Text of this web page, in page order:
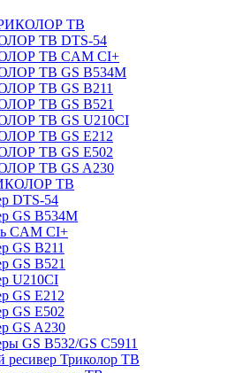
ТВ
ТВ DTS-54
ТВ CAM CI+
ТВ GS B534M
ТВ GS B211
ТВ GS B521
ТВ GS U210CI
ТВ GS E212
ТВ GS E502
ТВ GS A230
ТВ
DTS-54
GS B534M
CAM CI+
GS B211
GS B521
U210CI
GS E212
GS E502
GS A230
GS B532/GS C5911
ресивер Триколор ТВ